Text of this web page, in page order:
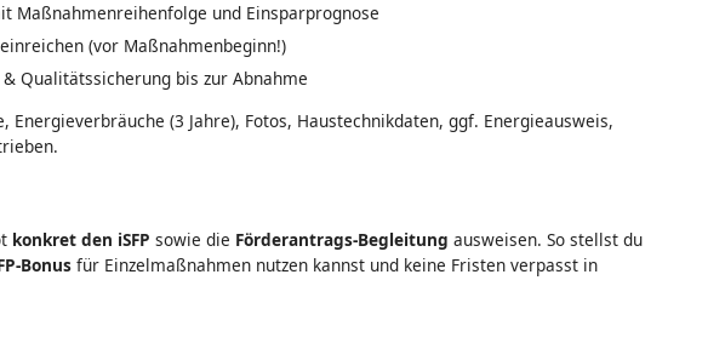
Maßnahmenreihenfolge und Einsparprognose
einreichen (vor Maßnahmenbeginn!)
& Qualitätssicherung bis zur Abnahme
Energieverbräuche (3 Jahre), Fotos, Haustechnikdaten, ggf. Energieausweis,
konkret den iSFP sowie die Förderantrags-Begleitung ausweisen. So stellst du
Bonus für Einzelmaßnahmen nutzen kannst und keine Fristen verpasst in